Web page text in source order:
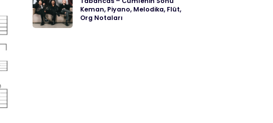
Keman, Piyano, Melodika, Flüt,
Org Notaları